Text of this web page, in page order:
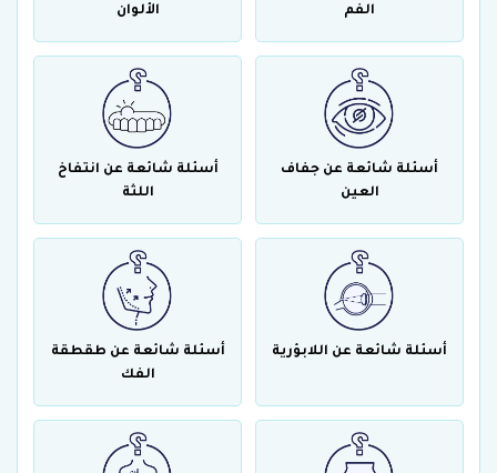
الفم
الألوان
أسئلة شائعة عن جفاف
العين
أسئلة شائعة عن انتفاخ
اللثة
أسئلة شائعة عن اللابؤرية
أسئلة شائعة عن طقطقة
الفك